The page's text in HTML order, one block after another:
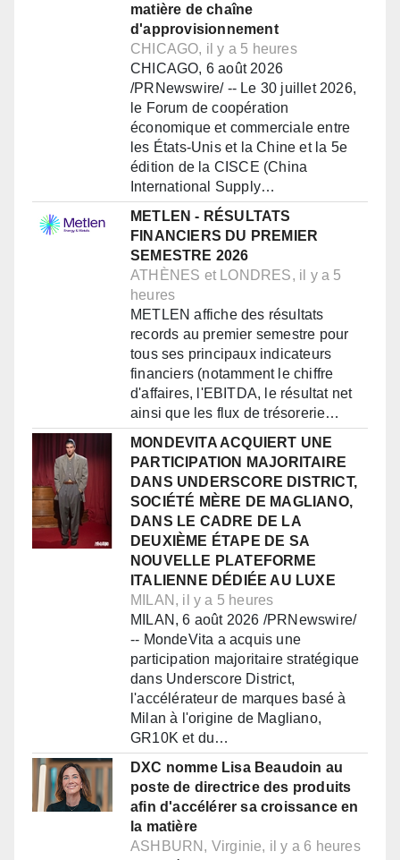
matière de chaîne
d'approvisionnement
CHICAGO, il y a 5 heures
CHICAGO, 6 août 2026
/PRNewswire/ -- Le 30 juillet 2026,
le Forum de coopération
économique et commerciale entre
les États-Unis et la Chine et la 5e
édition de la CISCE (China
International Supply…
METLEN - RÉSULTATS
FINANCIERS DU PREMIER
SEMESTRE 2026
ATHÈNES et LONDRES, il y a 5
heures
METLEN affiche des résultats
records au premier semestre pour
tous ses principaux indicateurs
financiers (notamment le chiffre
d'affaires, l'EBITDA, le résultat net
ainsi que les flux de trésorerie…
MONDEVITA ACQUIERT UNE
PARTICIPATION MAJORITAIRE
DANS UNDERSCORE DISTRICT,
SOCIÉTÉ MÈRE DE MAGLIANO,
DANS LE CADRE DE LA
DEUXIÈME ÉTAPE DE SA
NOUVELLE PLATEFORME
ITALIENNE DÉDIÉE AU LUXE
MILAN, il y a 5 heures
MILAN, 6 août 2026 /PRNewswire/
-- MondeVita a acquis une
participation majoritaire stratégique
dans Underscore District,
l'accélérateur de marques basé à
Milan à l'origine de Magliano,
GR10K et du…
DXC nomme Lisa Beaudoin au
poste de directrice des produits
afin d'accélérer sa croissance en
la matière
ASHBURN, Virginie, il y a 6 heures